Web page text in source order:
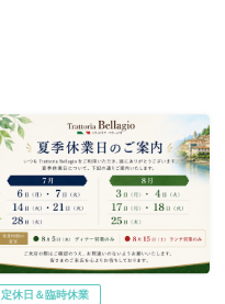
定休日＆臨時休業